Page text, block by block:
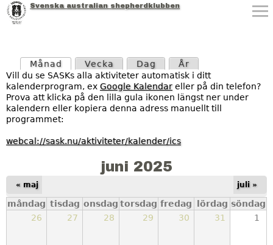
Jump to navigation
Svenska australian shepherdklubben
r
i
m
ä
a
f
Månad (aktiv flik)
Vecka Dag
År
Vill du se SASKs alla aktiviteter automatisk i ditt
kalenderprogram, ex Google Kalendar eller på din telefon?
Prova att klicka på den lilla gula ikonen längst ner under
kalendern eller kopiera denna adress manuellt till
programmet:
webcal://sask.nu/aktiviteter/kalender/ics
juni 2025
« maj juli »
måndag tisdag onsdag torsdag fredag lördag söndag
26
27 28 29 30 31 1